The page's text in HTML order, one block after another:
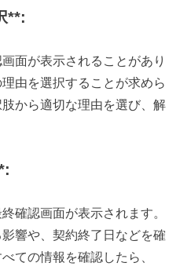
**:
面が表示されることがあり
由を選択することが求めら
から適切な理由を選び、解
確認画面が表示されます。
響や、契約終了日などを確
ての情報を確認したら、